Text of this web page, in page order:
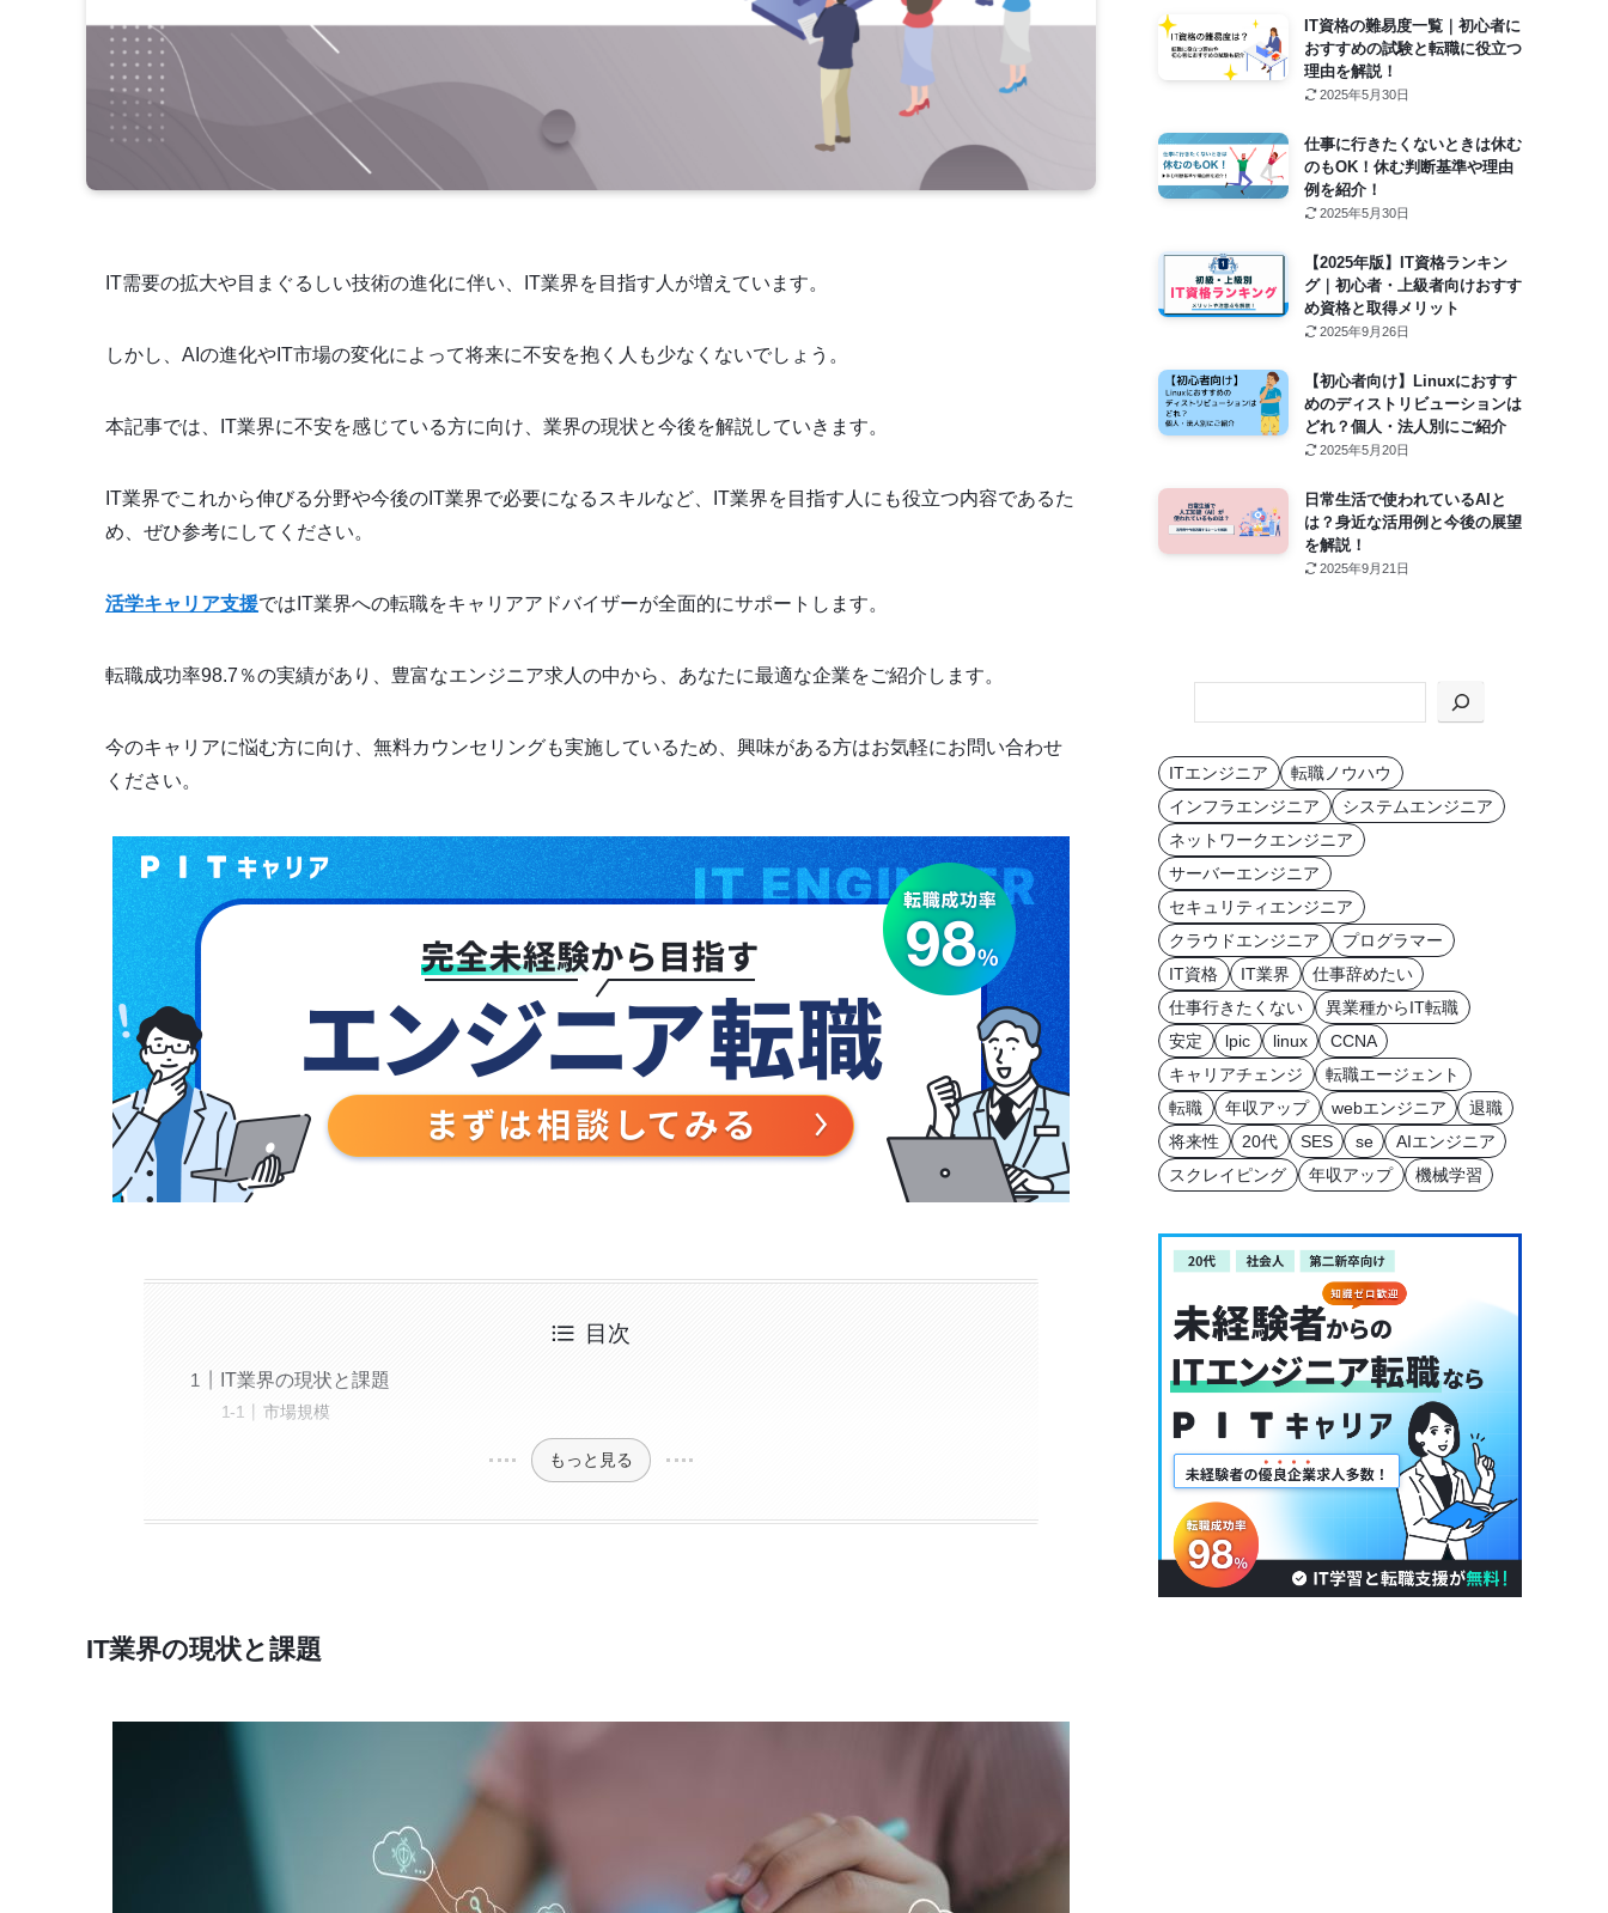
IT需要の拡大や目まぐるしい技術の進化に伴い、IT業界を目指す人が増えています。
しかし、AIの進化やIT市場の変化によって将来に不安を抱く人も少なくないでしょう。
本記事では、IT業界に不安を感じている方に向け、業界の現状と今後を解説していきます。
IT業界でこれから伸びる分野や今後のIT業界で必要になるスキルなど、IT業界を目指す人にも役立つ内容であるた
め、ぜひ参考にしてください。
活学キャリア支援ではIT業界への転職をキャリアアドバイザーが全面的にサポートします。
転職成功率98.7％の実績があり、豊富なエンジニア求人の中から、あなたに最適な企業をご紹介します。
今のキャリアに悩む方に向け、無料カウンセリングも実施しているため、興味がある方はお気軽にお問い合わせ
ください。
目次
IT業界の現状と課題
市場規模
もっと見る
IT業界の現状と課題
IT資格の難易度一覧｜初心者に
おすすめの試験と転職に役立つ
理由を解説！
2025年5月30日
仕事に行きたくないときは休む
のもOK！休む判断基準や理由
例を紹介！
2025年5月30日
【2025年版】IT資格ランキン
グ｜初心者・上級者向けおすす
め資格と取得メリット
2025年9月26日
【初心者向け】Linuxにおすす
めのディストリビューションは
どれ？個人・法人別にご紹介
2025年5月20日
日常生活で使われているAIと
は？身近な活用例と今後の展望
を解説！
2025年9月21日
ら
探
す
ITエンジニア
転職ノウハウ
インフラエンジニア
システムエンジニア
ネットワークエンジニア
サーバーエンジニア
セキュリティエンジニア
クラウドエンジニア
プログラマー
IT資格
IT業界
仕事辞めたい
仕事行きたくない
異業種からIT転職
安定
lpic linux
CCNA
キャリアチェンジ
転職エージェント
転職
年収アップ webエンジニア
退職
将来性
20代 SES se
AIエンジニア
スクレイピング
年収アップ 機械学習